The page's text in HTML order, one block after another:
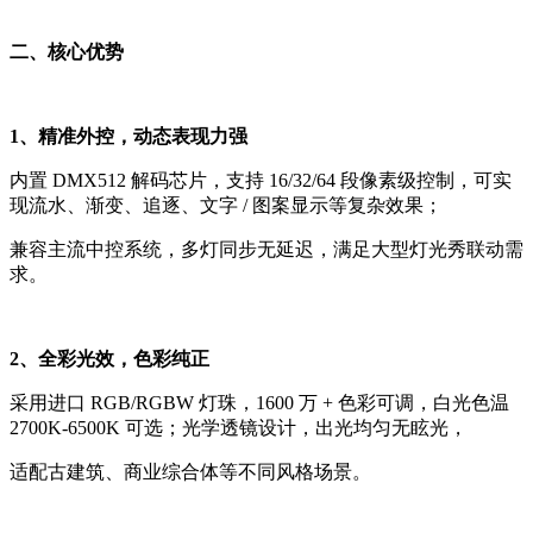
二、核心优势
1、精准外控，动态表现力强
内置 DMX512 解码芯片，支持 16/32/64 段像素级控制，可实
现流水、渐变、追逐、文字 / 图案显示等复杂效果；
兼容主流中控系统，多灯同步无延迟，满足大型灯光秀联动需
求。
2、全彩光效，色彩纯正
采用进口 RGB/RGBW 灯珠，1600 万 + 色彩可调，白光色温
2700K-6500K 可选；光学透镜设计，出光均匀无眩光，
适配古建筑、商业综合体等不同风格场景。